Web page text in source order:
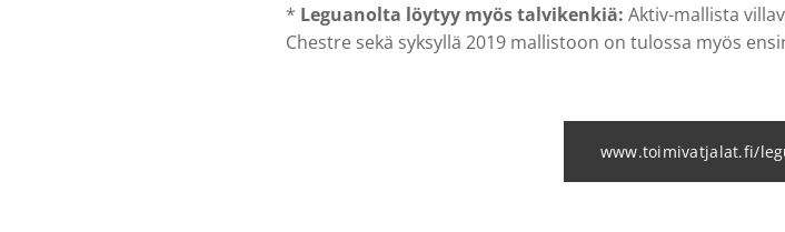
* Leguanolta löytyy myös talvikenkiä: Aktiv-mallista
Chestre sekä syksyllä 2019 mallistoon on tulossa myös
www.toimivatjalat.fi/